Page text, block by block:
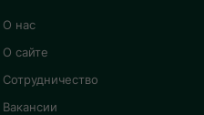
О нас
О сайте
Сотрудничество
Вакансии